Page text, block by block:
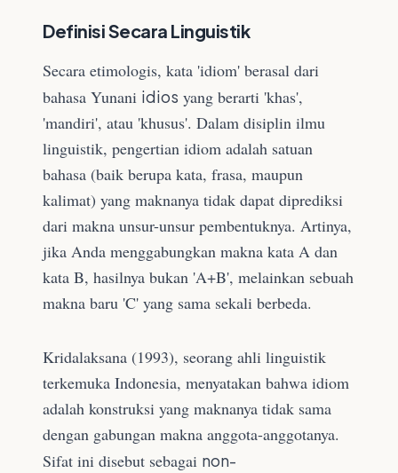
Definisi Secara Linguistik
Secara etimologis, kata 'idiom' berasal dari
bahasa Yunani idios yang berarti 'khas',
'mandiri', atau 'khusus'. Dalam disiplin ilmu
linguistik, pengertian idiom adalah satuan
bahasa (baik berupa kata, frasa, maupun
kalimat) yang maknanya tidak dapat diprediksi
dari makna unsur-unsur pembentuknya. Artinya,
jika Anda menggabungkan makna kata A dan
kata B, hasilnya bukan 'A+B', melainkan sebuah
makna baru 'C' yang sama sekali berbeda.
Kridalaksana (1993), seorang ahli linguistik
terkemuka Indonesia, menyatakan bahwa idiom
adalah konstruksi yang maknanya tidak sama
dengan gabungan makna anggota-anggotanya.
Sifat ini disebut sebagai non-